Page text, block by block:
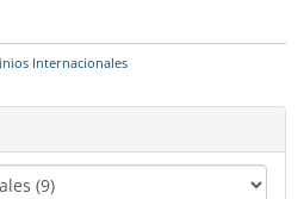
Internacionales